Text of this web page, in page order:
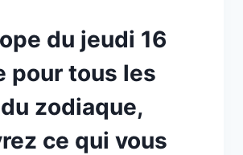
SANTÉ du jeudi 16
pour tous les
zodiaque,
ce qui vous